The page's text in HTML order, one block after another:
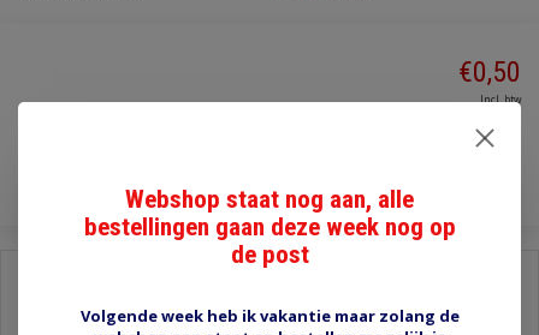
€0,50
Incl. btw
Stel een vraag over dit product
Webshop staat nog aan, alle
bestellingen gaan deze week nog op
de post
Volgende week heb ik vakantie maar zolang de